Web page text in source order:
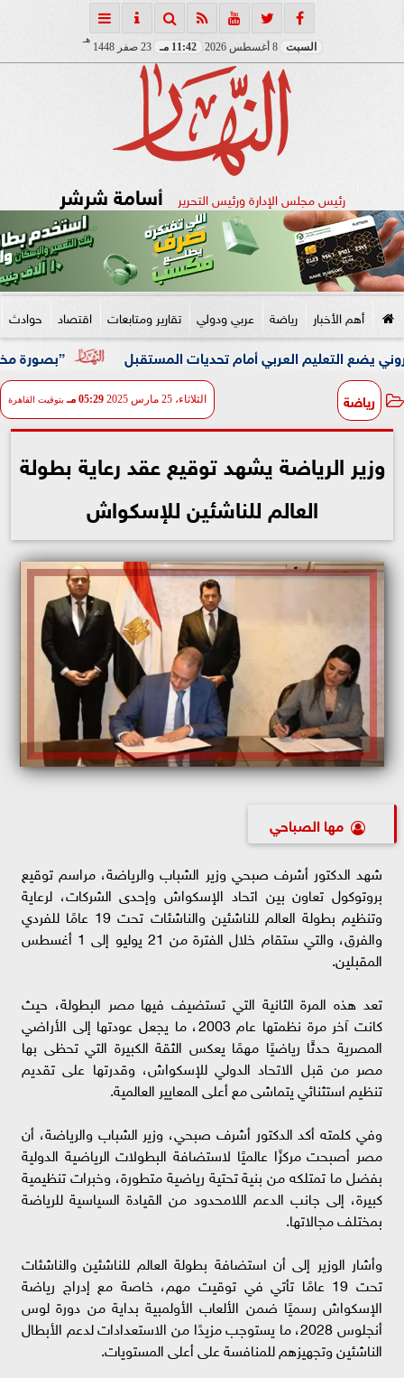
السبت 8 أغسطس 2026 11:42 مـ 23 صفر 1448
هـ
رئيس مجلس الإدارة ورئيس التحرير أسامة شرشر
أهم الأخبار رياضة عربي ودولي تقارير ومتابعات اقتصاد حوادث
”بصورة مختلفة” العربي أمام تحديات المستقبل
رياضة الثلاثاء، 25 مارس 2025 05:29 مـ بتوقيت القاهرة
وزير الرياضة يشهد توقيع عقد رعاية بطولة
العالم للناشئين للإسكواش
مها الصباحي
شهد الدكتور أشرف صبحي وزير الشباب والرياضة، مراسم توقيع
بروتوكول تعاون بين اتحاد الإسكواش وإحدى الشركات، لرعاية
وتنظيم بطولة العالم للناشئين والناشئات تحت 19 عامًا للفردي
والفرق، والتي ستقام خلال الفترة من 21 يوليو إلى 1 أغسطس
المقبلين.
تعد هذه المرة الثانية التي تستضيف فيها مصر البطولة، حيث
كانت آخر مرة نظمتها عام 2003، ما يجعل عودتها إلى الأراضي
المصرية حدثًا رياضيًا مهمًا يعكس الثقة الكبيرة التي تحظى بها
مصر من قبل الاتحاد الدولي للإسكواش، وقدرتها على تقديم
تنظيم استثنائي يتماشى مع أعلى المعايير العالمية.
وفي كلمته أكد الدكتور أشرف صبحي، وزير الشباب والرياضة، أن
مصر أصبحت مركزًا عالميًا لاستضافة البطولات الرياضية الدولية
بفضل ما تمتلكه من بنية تحتية رياضية متطورة، وخبرات تنظيمية
كبيرة، إلى جانب الدعم اللامحدود من القيادة السياسية للرياضة
بمختلف مجالاتها.
وأشار الوزير إلى أن استضافة بطولة العالم للناشئين والناشئات
تحت 19 عامًا تأتي في توقيت مهم، خاصة مع إدراج رياضة
الإسكواش رسميًا ضمن الألعاب الأولمبية بداية من دورة لوس
أنجلوس 2028، ما يستوجب مزيدًا من الاستعدادات لدعم الأبطال
الناشئين وتجهيزهم للمنافسة على أعلى المستويات.